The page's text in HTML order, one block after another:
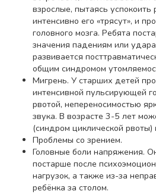
взрослые, пытаясь успокоить
интенсивно его «трясут», и
головного мозга. Ребята
значения падениям или
развивается
общим синдромом
Мигрень. У старших детей
интенсивной пульсирующей
рвотой, непереносимостью
звука. В возрасте 3-5 лет
(синдром циклической рвоты)
Проблемы со зрением.
Головные боли напряжения.
постарше после
нагрузок, а также из-за
ребёнка за столом.